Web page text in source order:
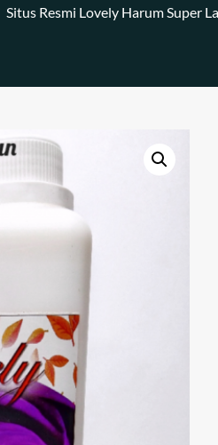
Situs Resmi Lovely Harum Super